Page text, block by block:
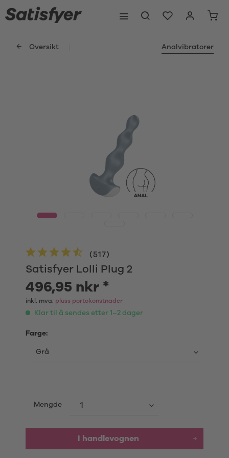
Oversikt Analvibratorer
Satisfyer Lolli Plug 2
(517)
496,95 nkr *
inkl. mva. pluss portokonstnader
Klar til å sendes etter 1–2 dager
Farge:
Mengde
I handlevognen